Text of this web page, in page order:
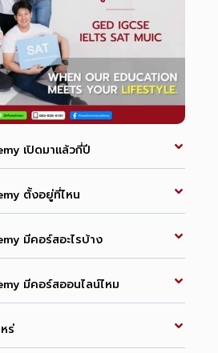
เปิดมาแล้วกี่ปี
ตั้งอยู่ที่ไหน
มีคอร์สอะไรบ้าง
มีคอร์สออนไลน์ไหม
ร่